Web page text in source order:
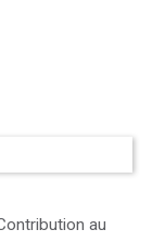
au